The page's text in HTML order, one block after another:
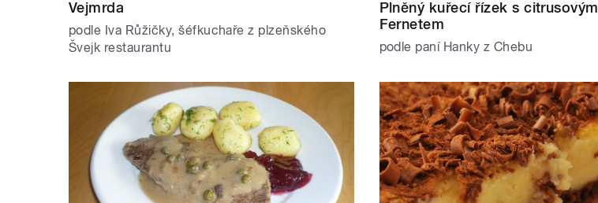
Vejmrda
podle Iva Růžičky, šéfkuchaře z plzeňského
Švejk restaurantu
Plněný kuřecí řízek s citrusovým
Fernetem
podle paní Hanky z Chebu